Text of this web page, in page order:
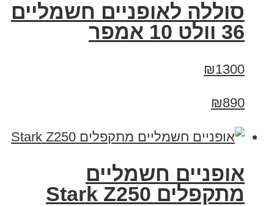
סוללה לאופניים חשמליים
36 וולט 10 אמפר
₪1300
₪890
‏אופניים חשמליים
‏מתקפלים Stark Z250